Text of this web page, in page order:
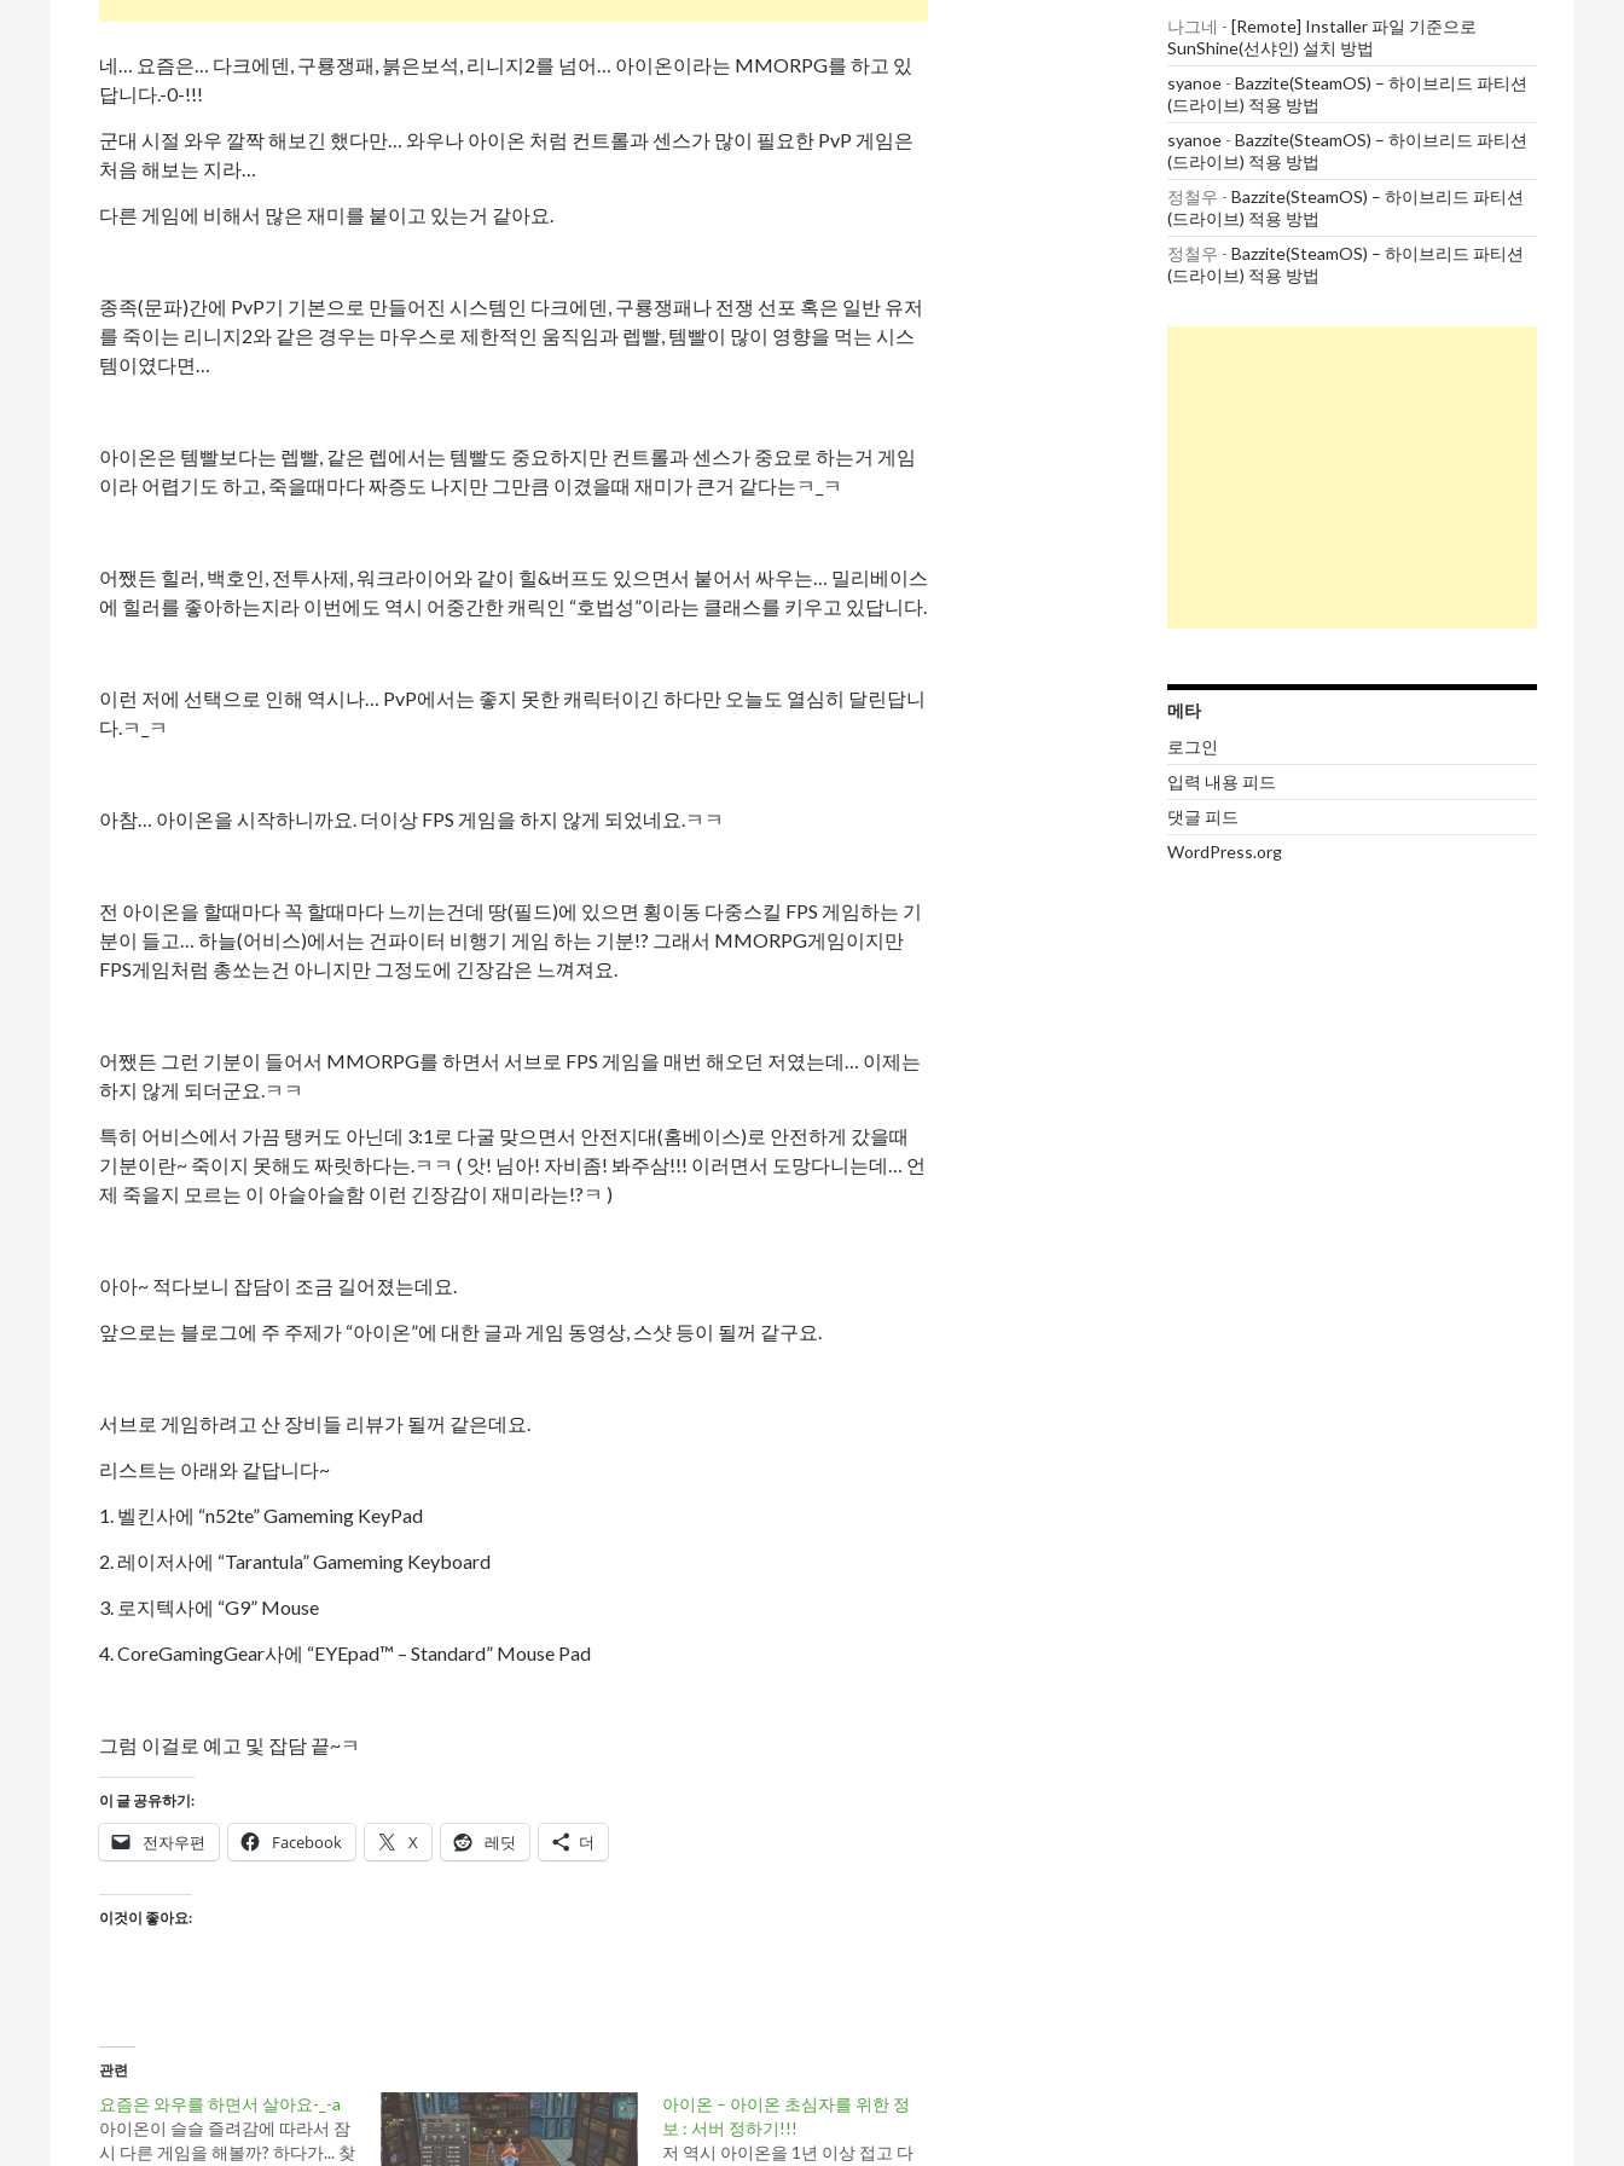
네… 요즘은… 다크에덴, 구룡쟁패, 붉은보석, 리니지2를 넘어… 아이온이라는 MMORPG를 하고 있
답니다.-0-!!!
군대 시절 와우 깔짝 해보긴 했다만… 와우나 아이온 처럼 컨트롤과 센스가 많이 필요한 PvP 게임은
처음 해보는 지라…
다른 게임에 비해서 많은 재미를 붙이고 있는거 같아요.
종족(문파)간에 PvP기 기본으로 만들어진 시스템인 다크에덴, 구룡쟁패나 전쟁 선포 혹은 일반 유저
를 죽이는 리니지2와 같은 경우는 마우스로 제한적인 움직임과 렙빨, 템빨이 많이 영향을 먹는 시스
템이였다면…
아이온은 템빨보다는 렙빨, 같은 렙에서는 템빨도 중요하지만 컨트롤과 센스가 중요로 하는거 게임
이라 어렵기도 하고, 죽을때마다 짜증도 나지만 그만큼 이겼을때 재미가 큰거 같다는ㅋ_ㅋ
어쨌든 힐러, 백호인, 전투사제, 워크라이어와 같이 힐&버프도 있으면서 붙어서 싸우는… 밀리베이스
에 힐러를 좋아하는지라 이번에도 역시 어중간한 캐릭인 “호법성”이라는 클래스를 키우고 있답니다.
이런 저에 선택으로 인해 역시나… PvP에서는 좋지 못한 캐릭터이긴 하다만 오늘도 열심히 달린답니
다.ㅋ_ㅋ
아참… 아이온을 시작하니까요. 더이상 FPS 게임을 하지 않게 되었네요.ㅋㅋ
전 아이온을 할때마다 꼭 할때마다 느끼는건데 땅(필드)에 있으면 횡이동 다중스킬 FPS 게임하는 기
분이 들고… 하늘(어비스)에서는 건파이터 비행기 게임 하는 기분!? 그래서 MMORPG게임이지만
FPS게임처럼 총쏘는건 아니지만 그정도에 긴장감은 느껴져요.
어쨌든 그런 기분이 들어서 MMORPG를 하면서 서브로 FPS 게임을 매번 해오던 저였는데… 이제는
하지 않게 되더군요.ㅋㅋ
특히 어비스에서 가끔 탱커도 아닌데 3:1로 다굴 맞으면서 안전지대(홈베이스)로 안전하게 갔을때
기분이란~ 죽이지 못해도 짜릿하다는.ㅋㅋ ( 앗! 님아! 자비좀! 봐주삼!!! 이러면서 도망다니는데… 언
제 죽을지 모르는 이 아슬아슬함 이런 긴장감이 재미라는!?ㅋ )
아아~ 적다보니 잡담이 조금 길어졌는데요.
앞으로는 블로그에 주 주제가 “아이온”에 대한 글과 게임 동영상, 스샷 등이 될꺼 같구요.
서브로 게임하려고 산 장비들 리뷰가 될꺼 같은데요.
리스트는 아래와 같답니다~
1. 벨킨사에 “n52te” Gameming KeyPad
2. 레이저사에 “Tarantula” Gameming Keyboard
3. 로지텍사에 “G9” Mouse
4. CoreGamingGear사에 “EYEpad™ – Standard” Mouse Pad
그럼 이걸로 예고 및 잡담 끝~ㅋ
이 글 공유하기:
전자우편 Facebook X 레딧 더
이것이 좋아요:
관련
요즘은 와우를 하면서 살아요-_-a
아이온이 슬슬 즐려감에 따라서 잠
시 다른 게임을 해볼까? 하다가... 찾
아이온 – 아이온 초심자를 위한 정
보 : 서버 정하기!!!
저 역시 아이온을 1년 이상 접고 다
나그네 - [Remote] Installer 파일 기준으로
SunShine(선샤인) 설치 방법
syanoe - Bazzite(SteamOS) – 하이브리드 파티션
(드라이브) 적용 방법
syanoe - Bazzite(SteamOS) – 하이브리드 파티션
(드라이브) 적용 방법
정철우 - Bazzite(SteamOS) – 하이브리드 파티션
(드라이브) 적용 방법
정철우 - Bazzite(SteamOS) – 하이브리드 파티션
(드라이브) 적용 방법
메타
로그인
입력 내용 피드
댓글 피드
WordPress.org